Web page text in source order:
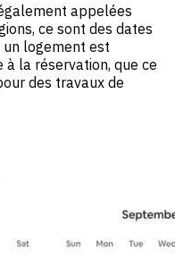
appelées
ce sont des dates
logement est
la réservation, que ce
des travaux de